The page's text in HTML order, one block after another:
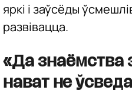
яркі і заўсёды
развівацца.
«Да знаёмства
нават не